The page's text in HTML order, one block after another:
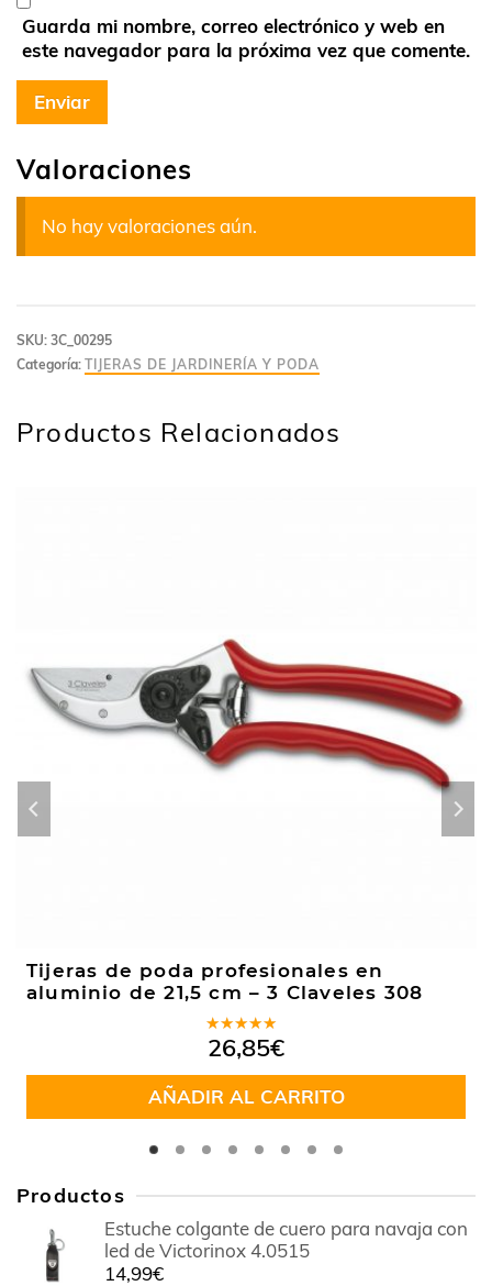
Valoraciones
No hay valoraciones aún.
Guarda mi nombre, correo electrónico y web en
este navegador para la próxima vez que comente.
SKU: 3C_00295
Categoría: TIJERAS DE JARDINERÍA Y PODA
Productos Relacionados
Tijeras de poda profesionales en
aluminio de 21,5 cm – 3 Claveles 308
Valorado
en4.88de
5
26,85€
AÑADIR AL CARRITO
Productos
Estuche colgante de cuero para navaja con
led de Victorinox 4.0515
14,99€